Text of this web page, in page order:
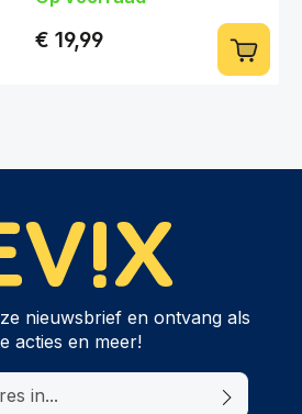
€ 19,99
nieuwsbrief en ontvang als
acties en meer!